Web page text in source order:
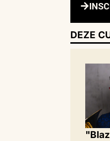
DEZE